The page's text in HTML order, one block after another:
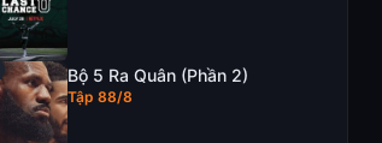
Bộ 5 Ra Quân (Phần 2)
Tập 88/8